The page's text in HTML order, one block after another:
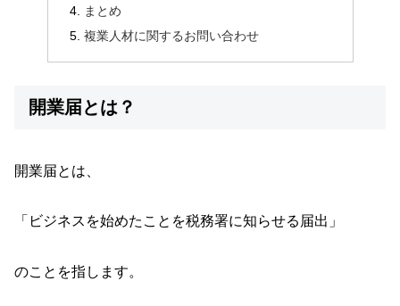
まとめ
複業人材に関するお問い合わせ
開業届とは？
開業届とは、
「ビジネスを始めたことを税務署に知らせる届出」
のことを指します。